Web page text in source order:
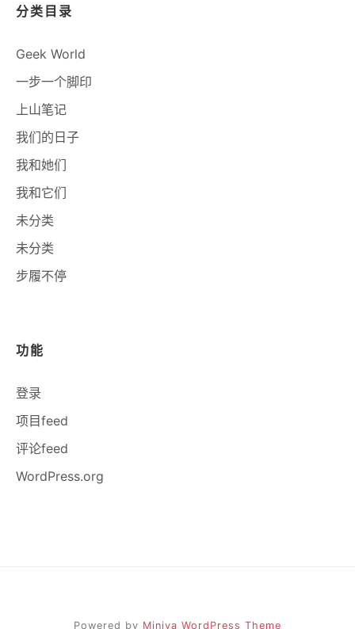
分类目录
Geek World
一步一个脚印
上山笔记
我们的日子
我和她们
我和它们
未分类
未分类
步履不停
功能
登录
项目feed
评论feed
WordPress.org
Powered by Miniva WordPress Theme